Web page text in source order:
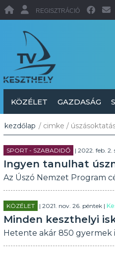
REGISZTRÁCIÓ
KÖZÉLET GAZDASÁG
kezdőlap / cimke /
SPORT - SZABADIDŐ | 2022. feb. 2.
Ingyen tanulhat
Az Úszó Nemzet Program
KÖZÉLET | 2021. nov. 26. péntek |
Minden keszthelyi
Hetente akár 850 gyermek